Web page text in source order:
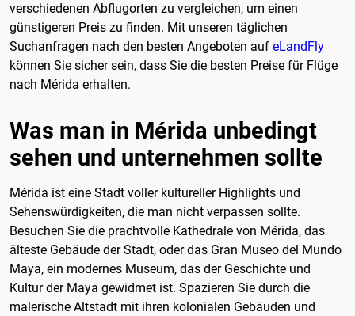
verschiedenen Abflugorten zu vergleichen, um einen
günstigeren Preis zu finden. Mit unseren täglichen
Suchanfragen nach den besten Angeboten auf eLandFly
können Sie sicher sein, dass Sie die besten Preise für Flüge
nach Mérida erhalten.
Was man in Mérida unbedingt
sehen und unternehmen sollte
Mérida ist eine Stadt voller kultureller Highlights und
Sehenswürdigkeiten, die man nicht verpassen sollte.
Besuchen Sie die prachtvolle Kathedrale von Mérida, das
älteste Gebäude der Stadt, oder das Gran Museo del Mundo
Maya, ein modernes Museum, das der Geschichte und
Kultur der Maya gewidmet ist. Spazieren Sie durch die
malerische Altstadt mit ihren kolonialen Gebäuden und